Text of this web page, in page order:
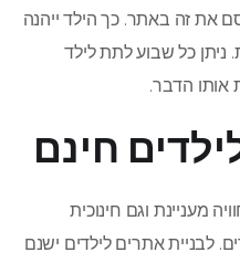
את זה באתר. כך הילד ייהנה
ניתן כל שבוע לתת לילד
אותו הדבר.
חינם
מעניינת וגם חינוכית
לבניית אתרים לילדים ישנם